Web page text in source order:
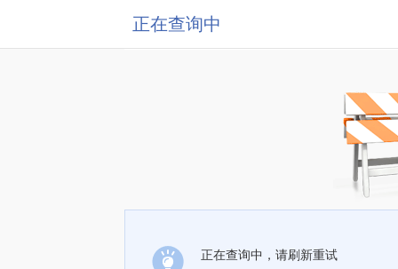
正在查询中
正在查询中，请刷新重试